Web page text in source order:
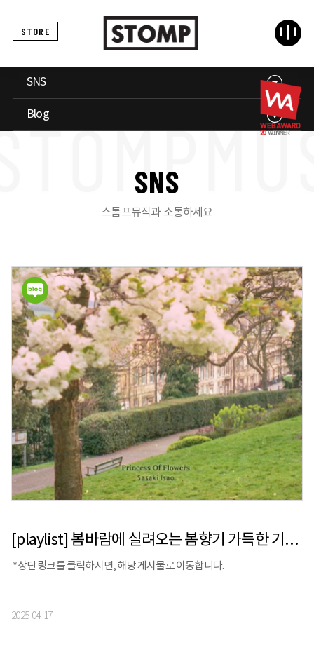
STORE
SNS
Blog
SNS
스톰프뮤직과 소통하세요
[playlist] 봄바람에 실려오는 봄향기 가득한 기분 좋은 감성 연주곡
*상단 링크를 클릭하시면, 해당 게시물로 이동합니다.
2025-04-17